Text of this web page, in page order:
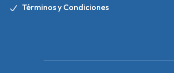
Términos y Condiciones